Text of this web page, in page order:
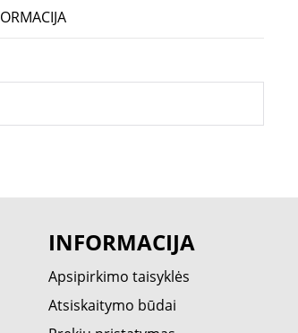
INFORMACIJA
Apsipirkimo taisyklės
Atsiskaitymo būdai